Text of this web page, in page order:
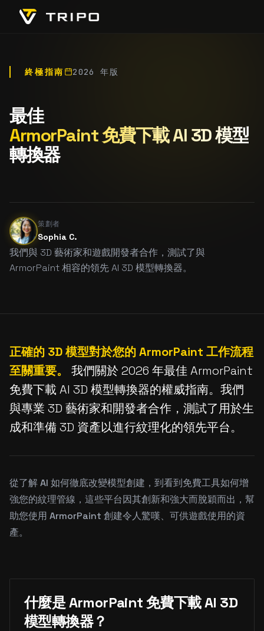
終極指南 2026 年版
最佳
ArmorPaint 免費下載 AI 3D 模型
轉換器
策劃者
Sophia C.
我們與 3D 藝術家和遊戲開發者合作，測試了與
ArmorPaint 相容的領先 AI 3D 模型轉換器。
正確的 3D 模型對於您的 ArmorPaint 工作流程
至關重要。
我們關於 2026 年最佳 ArmorPaint
免費下載 AI 3D 模型轉換器的權威指南。我們
與專業 3D 藝術家和開發者合作，測試了用於生
成和準備 3D 資產以進行紋理化的領先平台。
從了解 AI 如何徹底改變模型創建，到看到免費工具如何增
強您的紋理管線，這些平台因其創新和強大而脫穎而出，幫
助您使用 ArmorPaint 創建令人驚嘆、可供遊戲使用的資
產。
什麼是 ArmorPaint 免費下載 AI 3D
模型轉換器？